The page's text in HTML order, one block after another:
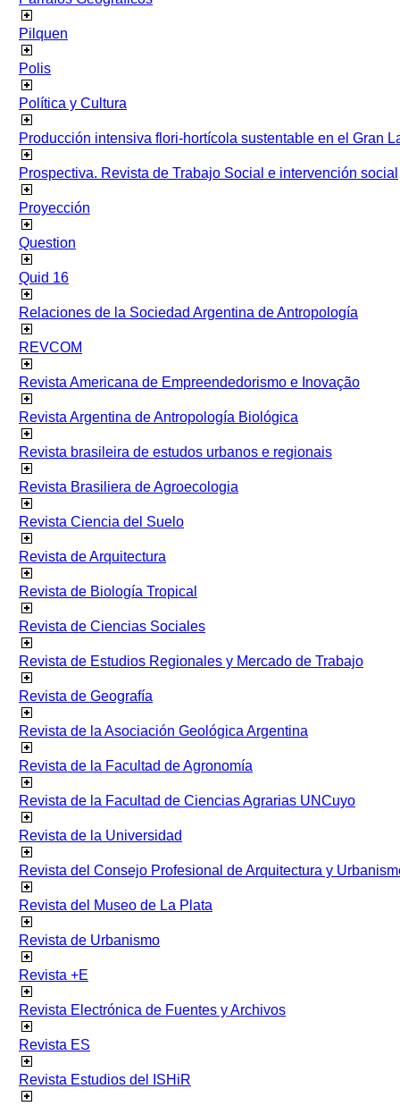
Pilquen
Polis
Política y Cultura
Producción intensiva flori-hortícola sustentable en el Gran
Prospectiva. Revista de Trabajo Social e intervención social
Proyección
Question
Quid 16
Relaciones de la Sociedad Argentina de Antropología
REVCOM
Revista Americana de Empreendedorismo e Inovação
Revista Argentina de Antropología Biológica
Revista brasileira de estudos urbanos e regionais
Revista Brasiliera de Agroecologia
Revista Ciencia del Suelo
Revista de Arquitectura
Revista de Biología Tropical
Revista de Ciencias Sociales
Revista de Estudios Regionales y Mercado de Trabajo
Revista de Geografía
Revista de la Asociación Geológica Argentina
Revista de la Facultad de Agronomía
Revista de la Facultad de Ciencias Agrarias UNCuyo
Revista de la Universidad
Revista del Consejo Profesional de Arquitectura y
Revista del Museo de La Plata
Revista de Urbanismo
Revista +E
Revista Electrónica de Fuentes y Archivos
Revista ES
Revista Estudios del ISHiR